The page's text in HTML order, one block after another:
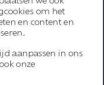
om het
en content en
aanpassen in ons
onze